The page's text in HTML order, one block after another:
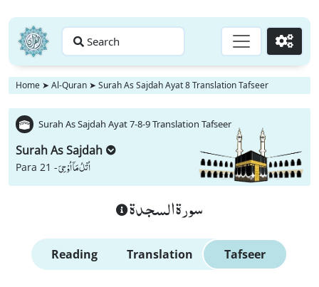
Search Go
Home ➤ Al-Quran ➤ Surah As Sajdah Ayat 8 Translation Tafseer
Surah As Sajdah Ayat 7-8-9 Translation Tafseer
Surah As Sajdah
Para 21 -اُتْلُ مَاۤ اُوْحِیَ
سورة السجدة
Reading Translation Tafseer